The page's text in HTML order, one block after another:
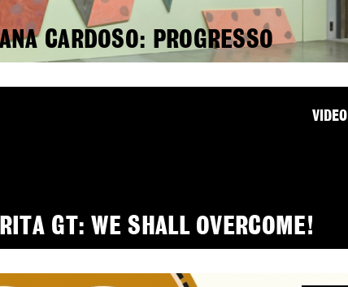
CARDOSO: PROGRESSO
GT: WE SHALL OVERCOME!
VIDEO